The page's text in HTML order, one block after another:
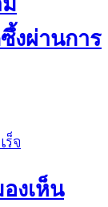
งผ่านการ
งเห็น